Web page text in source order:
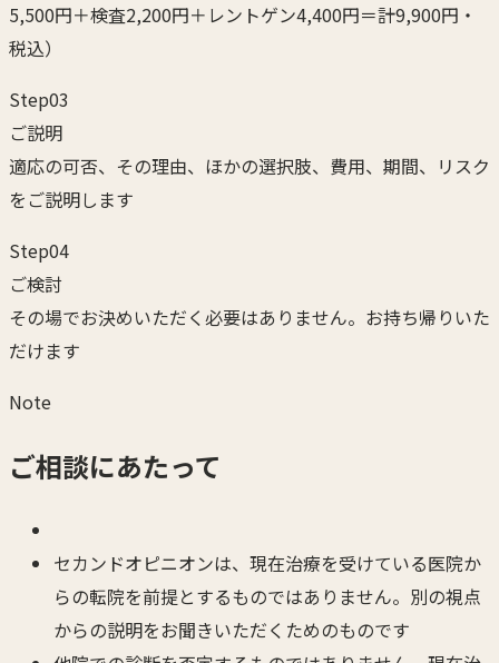
5,500円＋検査2,200円＋レントゲン4,400円＝計9,900円・
税込）
Step03
ご説明
適応の可否、その理由、ほかの選択肢、費用、期間、リスク
をご説明します
Step04
ご検討
その場でお決めいただく必要はありません。お持ち帰りいた
だけます
Note
ご相談にあたって
セカンドオピニオンは、現在治療を受けている医院か
らの転院を前提とするものではありません。別の視点
からの説明をお聞きいただくためのものです